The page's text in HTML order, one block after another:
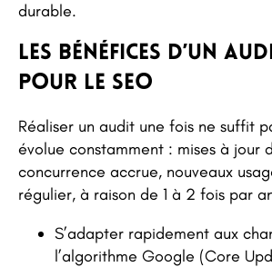
durable.
Les bénéfices d’un
pour le SEO
Réaliser un audit une fois ne suffit
évolue constamment : mises à jour
concurrence accrue, nouveaux
régulier, à raison de 1 à 2 fois par
S’adapter rapidement aux
l’algorithme Google (Core